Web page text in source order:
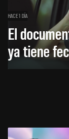
HACE 1 DÍA
El
ya tiene